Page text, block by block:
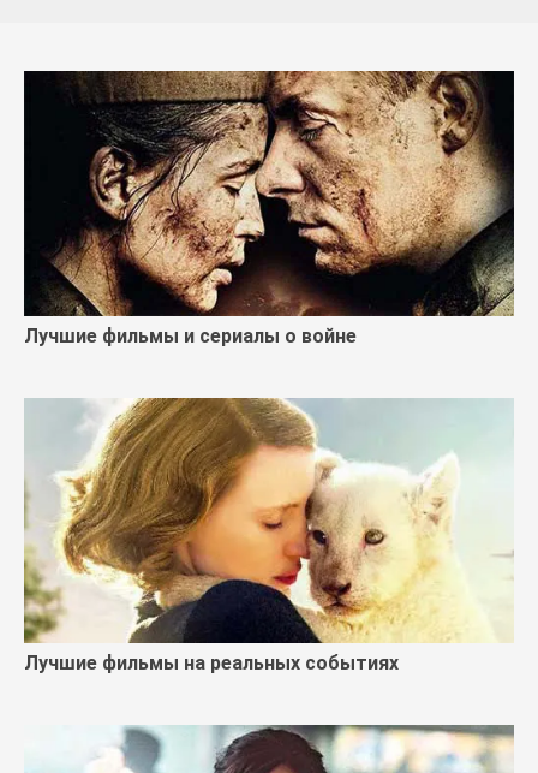
Лучшие фильмы и сериалы о войне
Лучшие фильмы на реальных событиях